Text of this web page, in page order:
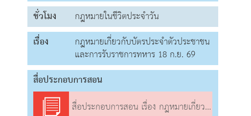
ชั่วโมง
กฎหมายในชีวิตประจำวัน
เรื่อง
กฎหมายเกี่ยวกับบัตรประจำตัวประชาชน
และการรับราชการทหาร 18 ก.ย. 69
สื่อประกอบการสอน
สื่อประกอบการสอน เรื่อง กฎหมายเกี่ยวกับบัตรประจำตัวประชาชนและการรับราชการทหาร